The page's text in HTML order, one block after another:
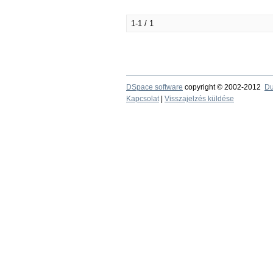
1-1 / 1
DSpace software copyright © 2002-2012
Kapcsolat| Visszajelzés küldése